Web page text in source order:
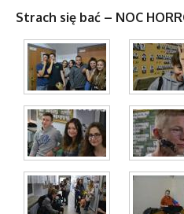
Strach się bać – NOC